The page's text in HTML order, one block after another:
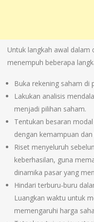
Untuk langkah awal dalam
menempuh beberapa
Buka rekening saham di
Lakukan analisis
menjadi pilihan saham.
Tentukan besaran
dengan kemampuan
Riset menyeluruh
keberhasilan, guna
dinamika pasar yang
Hindari terburu-buru
Luangkan waktu untuk
memengaruhi harga